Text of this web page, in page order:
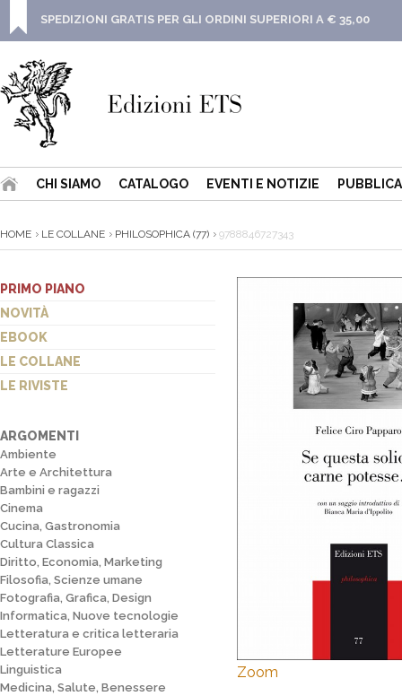
SPEDIZIONI GRATIS PER GLI ORDINI SUPERIORI A € 35,00
CHI SIAMO CATALOGO EVENTI E NOTIZIE
HOME LE COLLANE PHILOSOPHICA (77) 9788846727343
PRIMO PIANO
NOVITÀ
EBOOK
LE COLLANE
LE RIVISTE
ARGOMENTI
Ambiente
Arte e Architettura
Bambini e ragazzi
Cinema
Cucina, Gastronomia
Cultura Classica
Diritto, Economia, Marketing
Filosofia, Scienze umane
Fotografia, Grafica, Design
Informatica, Nuove tecnologie
Letteratura e critica letteraria
Letterature Europee
Linguistica
Medicina, Salute, Benessere
Zoom